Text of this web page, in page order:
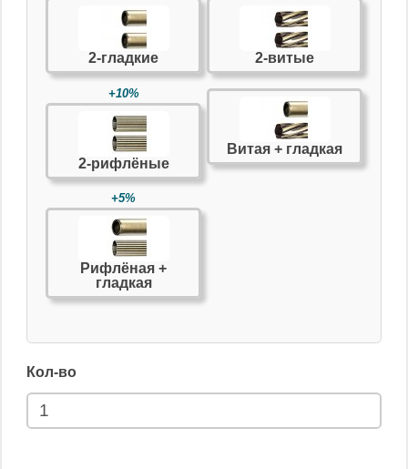
2-гладкие 2-витые
+10%
2-рифлёные
Витая + гладкая
+5%
Рифлёная +
гладкая
Кол-во